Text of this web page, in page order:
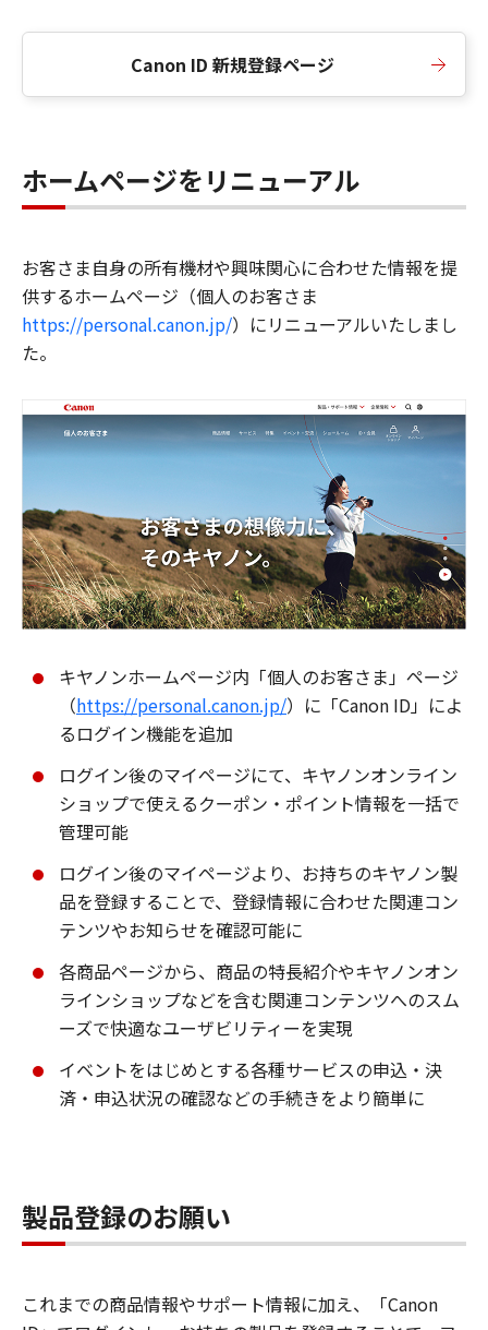
Canon ID 新規登録ページ
ホームページをリニューアル
お客さま自身の所有機材や興味関心に合わせた情報を提
供するホームページ（個人のお客さま
https://personal.canon.jp/）にリニューアルいたしまし
た。
キヤノンホームページ内「個人のお客さま」ページ
（https://personal.canon.jp/）に「Canon ID」によ
るログイン機能を追加
ログイン後のマイページにて、キヤノンオンライン
ショップで使えるクーポン・ポイント情報を一括で
管理可能
ログイン後のマイページより、お持ちのキヤノン製
品を登録することで、登録情報に合わせた関連コン
テンツやお知らせを確認可能に
各商品ページから、商品の特長紹介やキヤノンオン
ラインショップなどを含む関連コンテンツへのスム
ーズで快適なユーザビリティーを実現
イベントをはじめとする各種サービスの申込・決
済・申込状況の確認などの手続きをより簡単に
製品登録のお願い
これまでの商品情報やサポート情報に加え、「Canon